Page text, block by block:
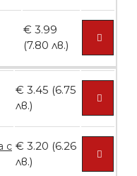
БЕЗПЛАТНО
сваляне на гел лак 5
БЕЗПЛАТНО
€ 3.99
(7.80 лв.)
€ 3.45 (6.75
лв.)
€ 3.20 (6.26
лв.)